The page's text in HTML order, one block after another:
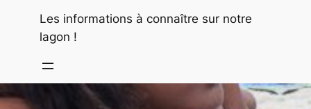
Les informations à connaître sur notre
lagon !